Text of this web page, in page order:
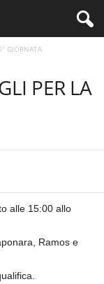
GIORNATA
PER LA
alle 15:00 allo
Ramos e